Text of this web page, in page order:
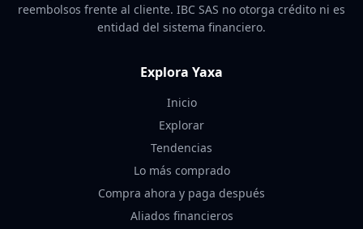
reembolsos frente al cliente. IBC SAS no otorga crédito ni es
entidad del sistema financiero.
Explora Yaxa
Inicio
Explorar
Tendencias
Lo más comprado
Compra ahora y paga después
Aliados financieros